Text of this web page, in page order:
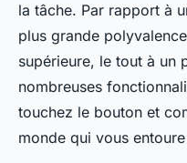
la tâche. Par rapport à
plus grande
supérieure, le tout à un
nombreuses
touchez le bouton et
monde qui vous